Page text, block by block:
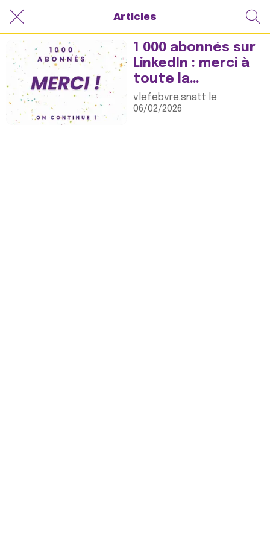
Articles
1 000 abonnés sur
LinkedIn : merci à
toute la
communauté
SNATT CFE-CGC !
vlefebvre.snatt le
06/02/2026